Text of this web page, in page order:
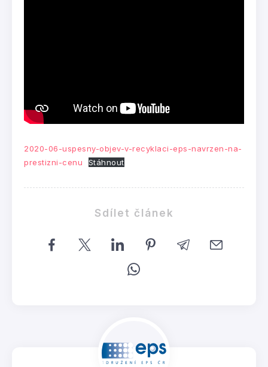
2020-06-uspesny-objev-v-recyklaci-eps-navrzen-na-
prestizni-cenu
Stáhnout
Sdílet článek